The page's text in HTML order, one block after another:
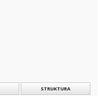
STRUKTURA